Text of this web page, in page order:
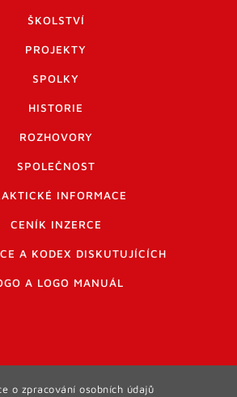
ŠKOLSTVÍ
PROJEKTY
SPOLKY
HISTORIE
ROZHOVORY
SPOLEČNOST
INFORMACE
CENÍK INZERCE
A KODEX DISKUTUJÍCÍCH
A LOGO MANUÁL
o zpracování osobních údajů